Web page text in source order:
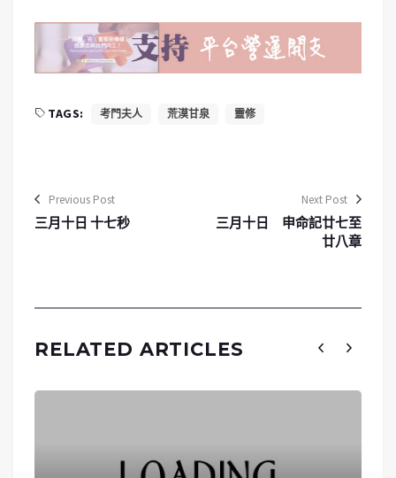
TAGS: 考門夫人 荒漠甘泉 靈修
Previous Post
三月十日 十七秒
Next Post
三月十日 申命記廿七至
廿八章
RELATED ARTICLES